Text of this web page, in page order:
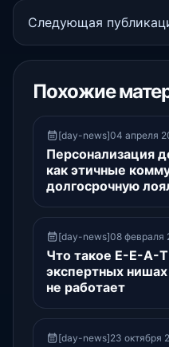
Следующая
Похожие
[day-news]04 апреля
Персонализация
как этичные
долгосрочную
[day-news]08 февраля
Что такое E-E-A-
экспертных
не работает
[day-news]23 октября